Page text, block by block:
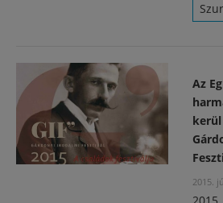
Az
kerül
2015.